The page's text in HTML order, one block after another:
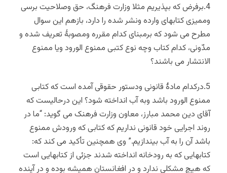
4.برفرض که بپذیریم مثلا وزارت فرهنگ، حق وصلاحیت برسی
وممیزی کتابهای وارده ونشر شده را دارد، بازهم این سوال
مطرح می شود که برمبنای کدام مقرره ومصوبۀ تعریف شده و
مدّونی، کدام کتاب وچه نوع کتبی ممنوع الورود ویا ممنوع
الانتشار می باشند؟
5.درکدام مادۀ قانونی ودستور حقوقی آمده است که کتابی
ممنوع الورود باشد وبه آب انداخته شود؟ این درحالیست که
آقای دین محمد مبارز، معاون وزارت فرهنک می گوید: “ما در
روند اجرایی خود قانونی نداریم که کتابی که ورودش ممنوع
باشد آن را به آب بیندازیم.” وی همچنین تأکید می کند که:
کتابهایی که به رودخانه انداخته شدند جزئی از کتابهایی است
که هیچ مشکلی ندارد و در افغانستان همیشه بوده و در آینده